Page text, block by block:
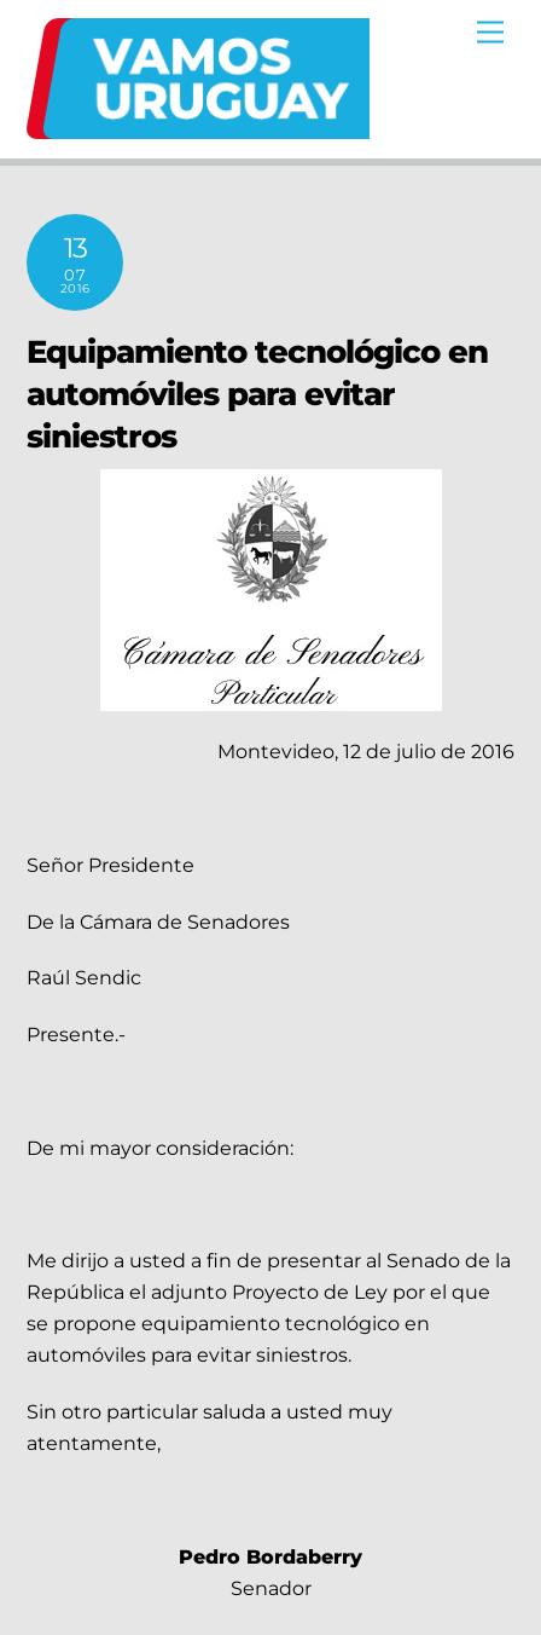
content
13
07
2016
Equipamiento tecnológico en
automóviles para evitar
siniestros
Montevideo, 12 de julio de 2016
Señor Presidente
De la Cámara de Senadores
Raúl Sendic
Presente.-
De mi mayor consideración:
Me dirijo a usted a fin de presentar al Senado de la
República el adjunto Proyecto de Ley por el que
se propone equipamiento tecnológico en
automóviles para evitar siniestros.
Sin otro particular saluda a usted muy
atentamente,
Pedro Bordaberry
Senador